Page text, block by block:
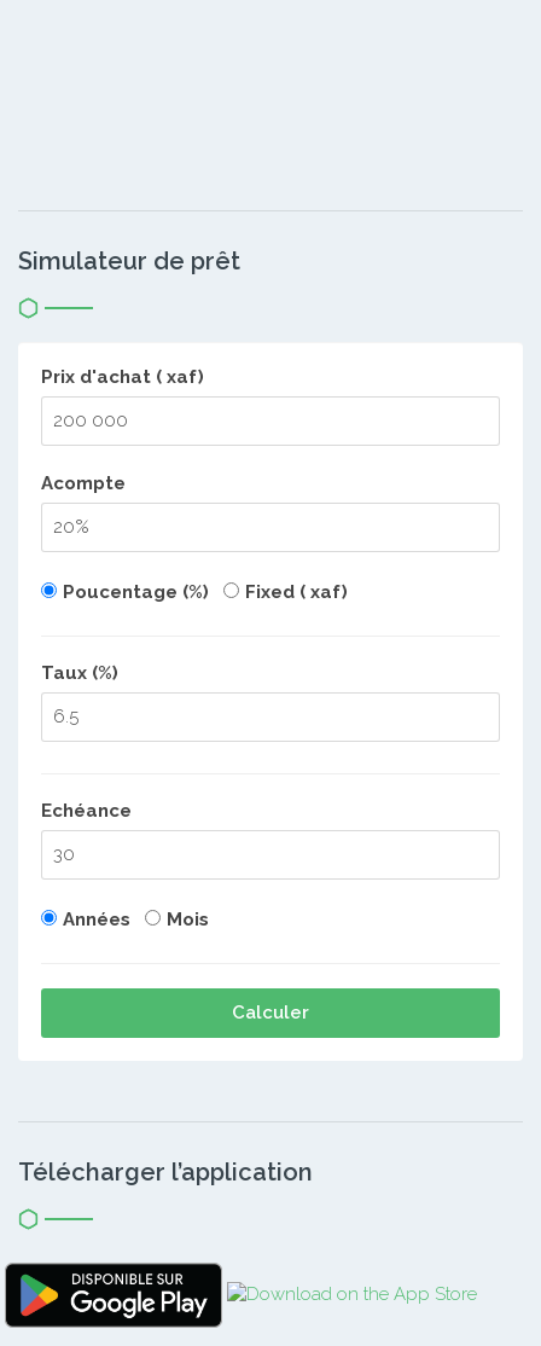
Simulateur de prêt
Prix d'achat ( xaf)
Acompte
Poucentage (%) Fixed ( xaf)
Taux (%)
Echéance
Années Mois
Calculer
Télécharger l’application